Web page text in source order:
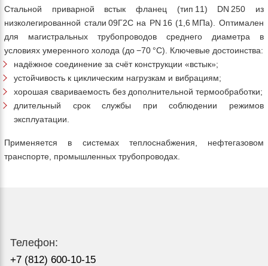
Стальной приварной встык фланец (тип 11) DN 250 из
низколегированной стали 09Г2С на PN 16 (1,6 МПа). Оптимален
для магистральных трубопроводов среднего диаметра в
условиях умеренного холода (до −70 °C). Ключевые достоинства:
надёжное соединение за счёт конструкции «встык»;
устойчивость к циклическим нагрузкам и вибрациям;
хорошая свариваемость без дополнительной термообработки;
длительный срок службы при соблюдении режимов
эксплуатации.
Применяется в системах теплоснабжения, нефтегазовом
транспорте, промышленных трубопроводах.
Телефон:
+7 (812) 600-10-15